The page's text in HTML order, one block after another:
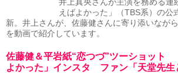
井上真央さんが主演を務める連
えばよかった」（TBS系）の公
新。井上さんが、佐藤健さんに寄り添いなが
を動画で紹介しています。
佐藤健＆平岩紙“恋つづ”ツーショット
よかった」インスタ ファン「天堂先生